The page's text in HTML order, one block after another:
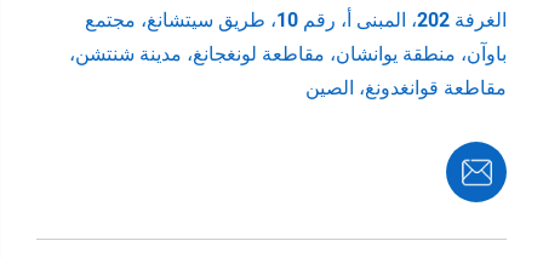
الغرفة 202، المبنى أ، رقم 10، طريق سيتشانغ، مجتمع
باوآن، منطقة يوانشان، مقاطعة لونغجانغ، مدينة شنتشن،
مقاطعة قوانغدونغ، الصين